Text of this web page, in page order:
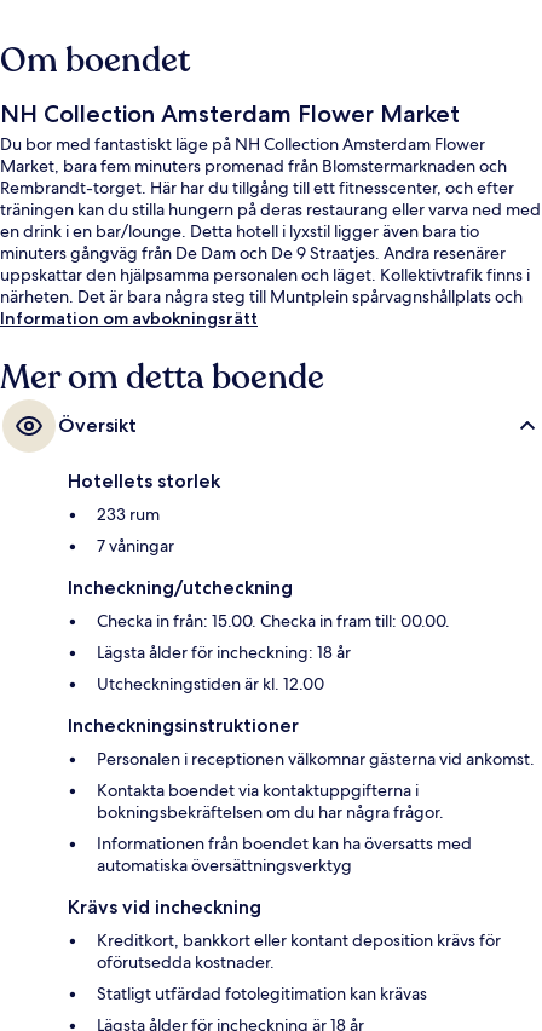
Om boendet
NH Collection Amsterdam Flower Market
Du bor med fantastiskt läge på NH Collection Amsterdam Flower
Market, bara fem minuters promenad från Blomstermarknaden och
Rembrandt-torget. Här har du tillgång till ett fitnesscenter, och efter
träningen kan du stilla hungern på deras restaurang eller varva ned med
en drink i en bar/lounge. Detta hotell i lyxstil ligger även bara tio
minuters gångväg från De Dam och De 9 Straatjes. Andra resenärer
uppskattar den hjälpsamma personalen och läget. Kollektivtrafik finns i
närheten. Det är bara några steg till Muntplein spårvagnshållplats och
till Koningsplein hållplats tar det 4 minuter att gå.
Information om avbokningsrätt
Mer om detta boende
Översikt
Hotellets storlek
233 rum
7 våningar
Incheckning/utcheckning
Checka in från: 15.00. Checka in fram till: 00.00.
Lägsta ålder för incheckning: 18 år
Utcheckningstiden är kl. 12.00
Incheckningsinstruktioner
Personalen i receptionen välkomnar gästerna vid ankomst.
Kontakta boendet via kontaktuppgifterna i
bokningsbekräftelsen om du har några frågor.
Informationen från boendet kan ha översatts med
automatiska översättningsverktyg
Krävs vid incheckning
Kreditkort, bankkort eller kontant deposition krävs för
oförutsedda kostnader.
Statligt utfärdad fotolegitimation kan krävas
Lägsta ålder för incheckning är 18 år